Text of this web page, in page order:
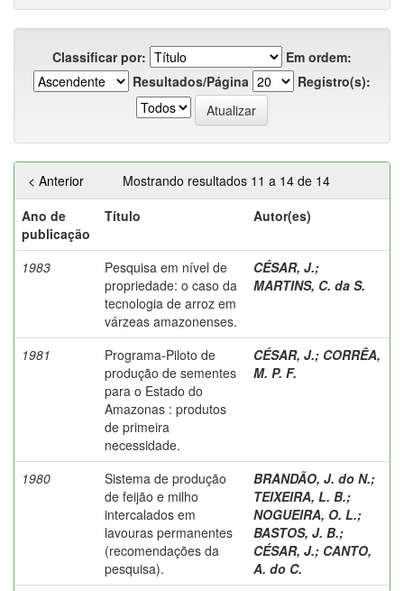
Classificar por:
Em ordem:
Resultados/Página
Registro(s):
Mostrando resultados 11 a 14 de 14
< Anterior
Ano de
publicação
Título Autor(es)
1983
Pesquisa em nível de
propriedade: o caso da
tecnologia de arroz em
várzeas amazonenses.
CÉSAR, J.;
MARTINS, C. da S.
1981
Programa-Piloto de
produção de sementes
para o Estado do
Amazonas : produtos
de primeira
necessidade.
CÉSAR, J.; CORRÊA,
M. P. F.
1980
Sistema de produção
de feijão e milho
intercalados em
lavouras permanentes
(recomendações da
pesquisa).
BRANDÃO, J. do N.;
TEIXEIRA, L. B.;
NOGUEIRA, O. L.;
BASTOS, J. B.;
CÉSAR, J.; CANTO,
A. do C.